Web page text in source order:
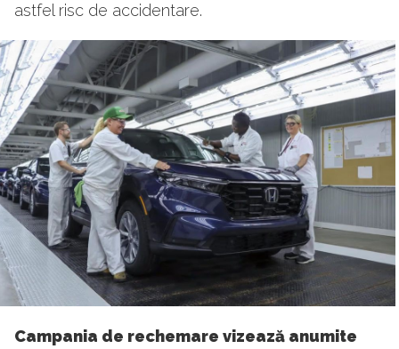
astfel risc de accidentare.
Campania de rechemare vizează anumite